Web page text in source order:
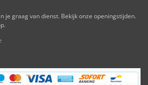
je graag van dienst. Bekijk onze openingstijden.